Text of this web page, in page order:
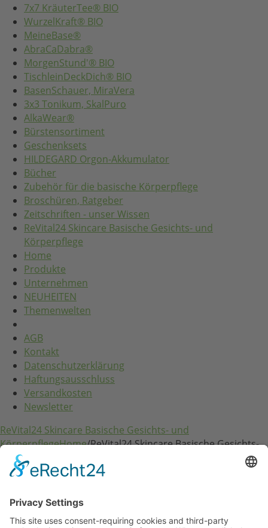
7x7 KräuterTee® BIO
WurzelKraft® BIO
MeineBase®
AbraCaDabra®
MorgenStund'® BIO
TischleinDeckDich® BIO
BasenSchauer, MiraVera
3x3 Tonikum, SkalPuro
AlkaWear®
Bürstensortiment
Geschenksets
HILDEGARD Orgon-Akkumulator
Bücher
Zubehör für die basische Körperpflege
Broschüren, Ratgeber
Zeitschriften - unser Wissen
ReVital24 Skincare Basische Gesichts- und
Körperpflege
Home
Produkte
Unternehmen
NEUHEITEN
Themenwelten
AGB
Kontakt
Datenschutzerklärung
Haftungsausschluss
Versandkosten
Newsletter
ReVital24 Skincare Basische Gesichts- und
KörperpflegeHome/ReVital24 Skincare Basische Gesichts-
und Körperpflege
RVS24 Line Professional
RVS24 ReVitaLeaves
RVS24 MaoLi Skincare